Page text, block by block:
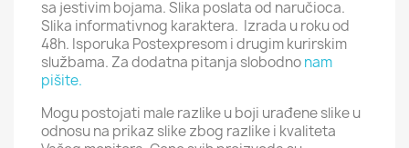
sa jestivim bojama. Slika poslata od naručioca.
Slika informativnog karaktera. Izrada u roku od
48h. Isporuka Postexpresom i drugim kurirskim
službama. Za dodatna pitanja slobodnonam
pišite.
Mogu postojati male razlike u boji urađene slike u
odnosu na prikaz slike zbog razlike i kvaliteta